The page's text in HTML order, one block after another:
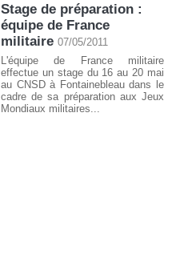
Stage de préparation :
équipe de France
militaire 07/05/2011
L'équipe de France militaire
effectue un stage du 16 au 20 mai
au CNSD à Fontainebleau dans le
cadre de sa préparation aux Jeux
Mondiaux militaires...